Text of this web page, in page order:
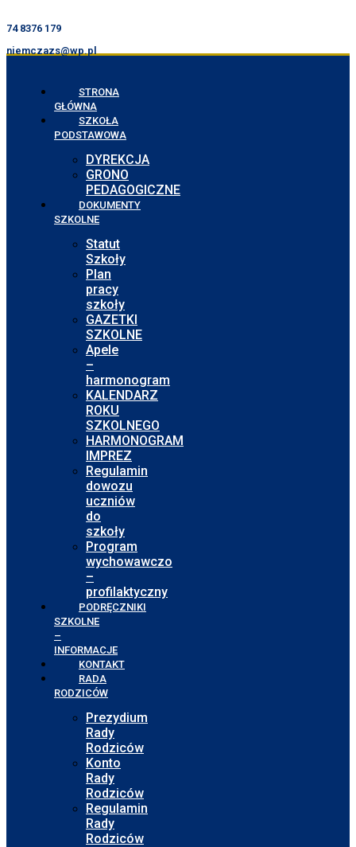
74 8376 179
niemczazs@wp.pl
STRONA
GŁÓWNA
SZKOŁA
PODSTAWOWA
DYREKCJA
GRONO
PEDAGOGICZNE
DOKUMENTY
SZKOLNE
Statut
Szkoły
Plan
pracy
szkoły
GAZETKI
SZKOLNE
Apele
–
harmonogram
KALENDARZ
ROKU
SZKOLNEGO
HARMONOGRAM
IMPREZ
Regulamin
dowozu
uczniów
do
szkoły
Program
wychowawczo
–
profilaktyczny
PODRĘCZNIKI
SZKOLNE
–
INFORMACJE
KONTAKT
RADA
RODZICÓW
Prezydium
Rady
Rodziców
Konto
Rady
Rodziców
Regulamin
Rady
Rodziców